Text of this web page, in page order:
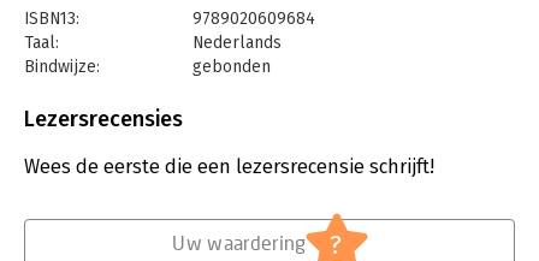
ISBN13:
9789020609684
Taal:
Nederlands
Bindwijze:
gebonden
Uitgever:
Verschijningsdatum:
21-4-2022
Lezersrecensies
Wees de eerste die een lezersrecensie schrijft!
Uw waardering ?